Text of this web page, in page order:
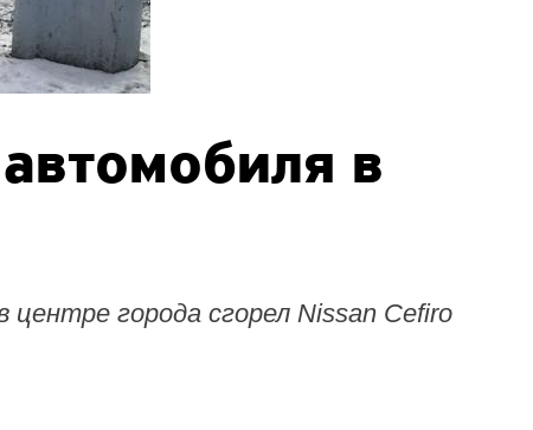
в
центре города сгорел Nissan Cefiro